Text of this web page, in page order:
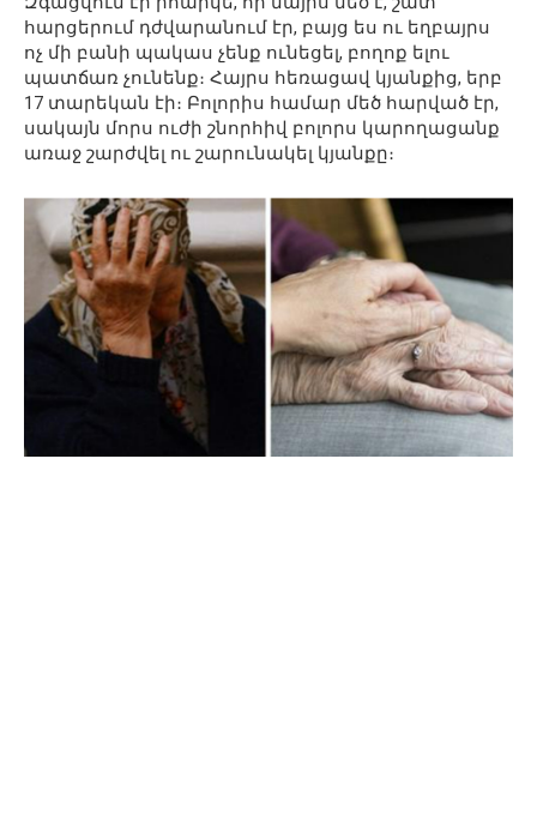
հարցերում դժվարանում էր, բայց ես ու եղբայրս
ոչ մի բանի պակաս չենք ունեցել, բողոք ելու
պատճառ չունենք։ Հայրս հեռացավ կյանքից, երբ
17 տարեկան էի։ Բոլորիս համար մեծ հարված էր,
սակայն մորս ուժի շնորհիվ բոլորս կարողացանք
առաջ շարժվել ու շարունակել կյանքը։